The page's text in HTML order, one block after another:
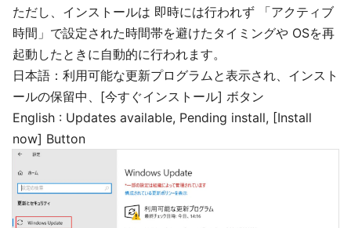
ただし、インストールは 即時には行われず 「アクティブ
時間」で設定された時間帯を避けたタイミングや OSを再
起動したときに自動的に行われます。
日本語：利用可能な更新プログラムと表示され、インスト
ールの保留中、[今すぐインストール] ボタン
English : Updates available, Pending install, [Install
now] Button